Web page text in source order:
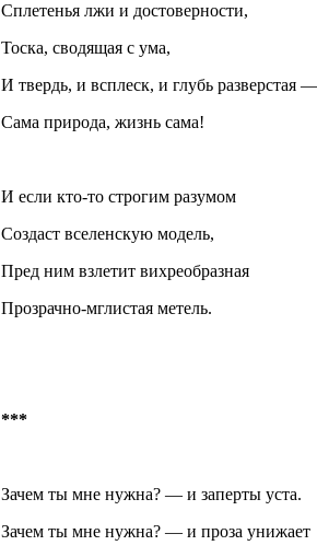
Сплетенья лжи и достоверности,
Тоска, сводящая с ума,
И твердь, и всплеск, и глубь разверстая —
Сама природа, жизнь сама!
И если кто-то строгим разумом
Создаст вселенскую модель,
Пред ним взлетит вихреобразная
Прозрачно-мглистая метель.
***
Зачем ты мне нужна? — и заперты уста.
Зачем ты мне нужна? — и проза унижает